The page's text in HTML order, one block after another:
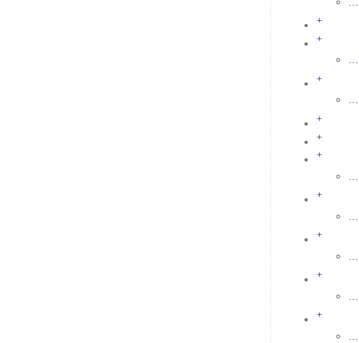
+
+
...
+
...
+
+
+
+
+
+
+